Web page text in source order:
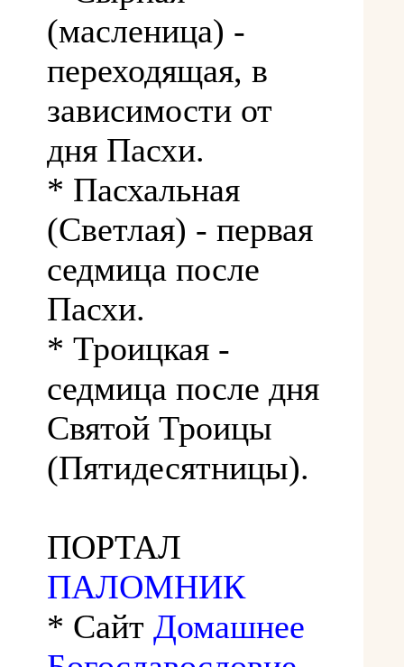
(масленица) -
переходящая, в
зависимости от
дня Пасхи.
* Пасхальная
(Светлая) - первая
седмица после
Пасхи.
* Троицкая -
седмица после дня
Святой Троицы
(Пятидесятницы).
ПОРТАЛ
ПАЛОМНИК
* Сайт Домашнее